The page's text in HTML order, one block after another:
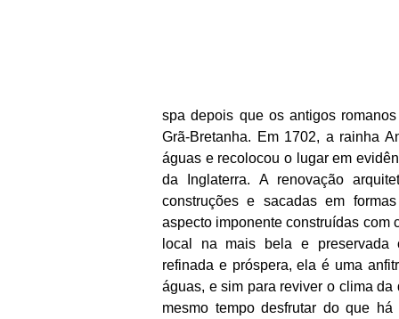
spa depois que os antigos
Grã-Bretanha. Em 1702, a rainha
águas e recolocou o lugar em
da Inglaterra. A renovação
construções e sacadas em
aspecto imponente construídas com
local na mais bela e preservada
refinada e próspera, ela é uma
águas, e sim para reviver o clima
mesmo tempo desfrutar do que